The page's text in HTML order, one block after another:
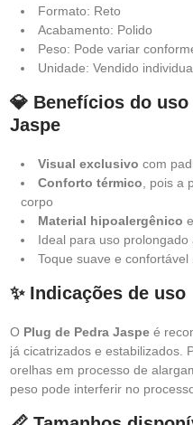
Formato: Reto
Acabamento: Polido
Peso: Pode variar
Unidade: Vendido
💎 Benefícios do
Jaspe
Visual exclusivo com
Conforto térmico , pois
corpo
Material hipoalergênico
Ideal para uso
Toque suave e confortável
✨ Indicações de uso
O Plug de Pedra Jaspe é
já cicatrizados e estabilizados.
orelhas em processo de
peso pode interferir no